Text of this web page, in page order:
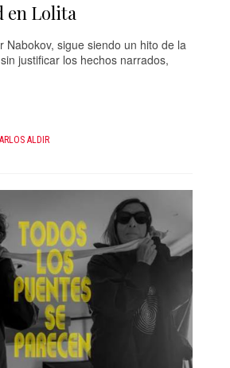
en Lolita
Nabokov, sigue siendo un hito de la
justificar los hechos narrados,
ALDIR